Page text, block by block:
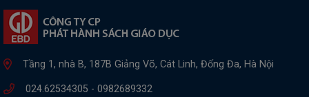
Tầng 1, nhà B, 187B Giảng Võ, Cát Linh, Đống Đa, Hà Nội
024.62534305 - 0982689332